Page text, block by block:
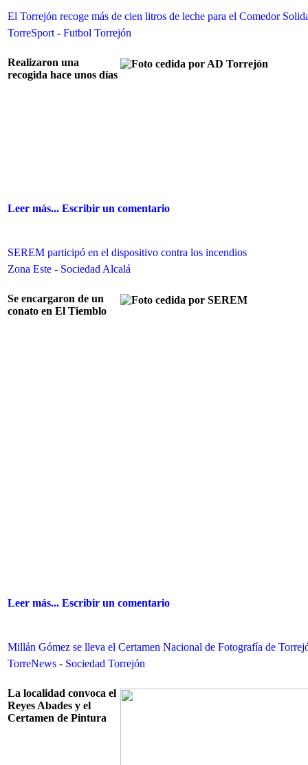
El Torrejón recoge más de cien litros de leche para el Comedor
TorreSport - Futbol Torrejón
Realizaron una
recogida hace unos días
Leer más... Escribir un comentario
SEREM participó en el dispositivo contra los incendios
Zona Este - Sociedad Alcalá
Se encargaron de un
conato en El Tiemblo
Leer más... Escribir un comentario
Millán Gómez se lleva el Certamen Nacional de Fotografía de
TorreNews - Sociedad Torrejón
La localidad convoca el
Reyes Abades y el
Certamen de Pintura